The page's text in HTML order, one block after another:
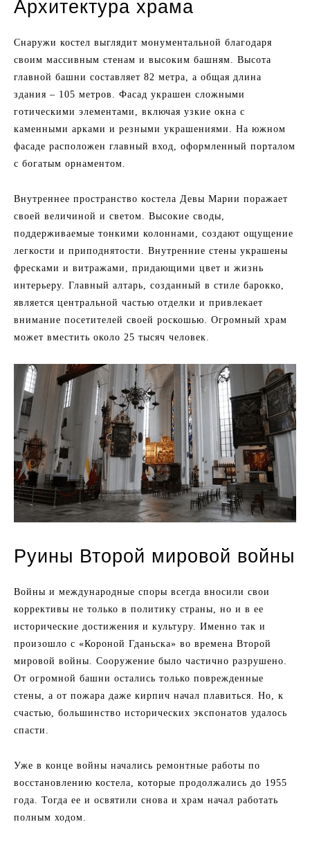
Архитектура храма
Снаружи костел выглядит монументальной благодаря
своим массивным стенам и высоким башням. Высота
главной башни составляет 82 метра, а общая длина
здания – 105 метров. Фасад украшен сложными
готическими элементами, включая узкие окна с
каменными арками и резными украшениями. На южном
фасаде расположен главный вход, оформленный порталом
с богатым орнаментом.
Внутреннее пространство костела Девы Марии поражает
своей величиной и светом. Высокие своды,
поддерживаемые тонкими колоннами, создают ощущение
легкости и приподнятости. Внутренние стены украшены
фресками и витражами, придающими цвет и жизнь
интерьеру. Главный алтарь, созданный в стиле барокко,
является центральной частью отделки и привлекает
внимание посетителей своей роскошью. Огромный храм
может вместить около 25 тысяч человек.
Руины Второй мировой войны
Войны и международные споры всегда вносили свои
коррективы не только в политику страны, но и в ее
исторические достижения и культуру. Именно так и
произошло с «Короной Гданьска» во времена Второй
мировой войны. Сооружение было частично разрушено.
От огромной башни остались только поврежденные
стены, а от пожара даже кирпич начал плавиться. Но, к
счастью, большинство исторических экспонатов удалось
спасти.
Уже в конце войны начались ремонтные работы по
восстановлению костела, которые продолжались до 1955
года. Тогда ее и освятили снова и храм начал работать
полным ходом.